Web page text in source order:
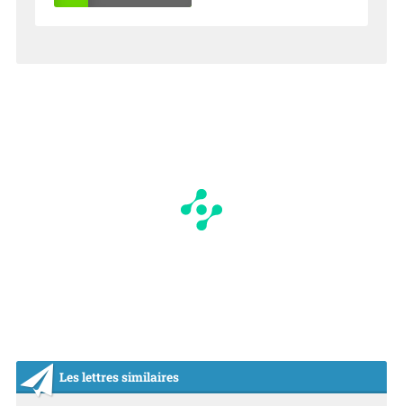
Les lettres similaires